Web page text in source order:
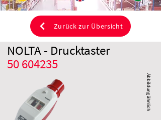
Zurück zur Übersicht
50 604235
NOLTA - Drucktaster
Abbildung ähnlich